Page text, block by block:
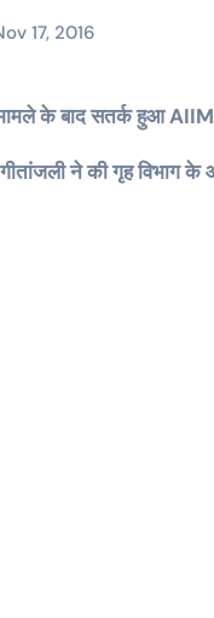
17, 2016
मामले के बाद सतर्क हुआ
ने की गृह विभाग के